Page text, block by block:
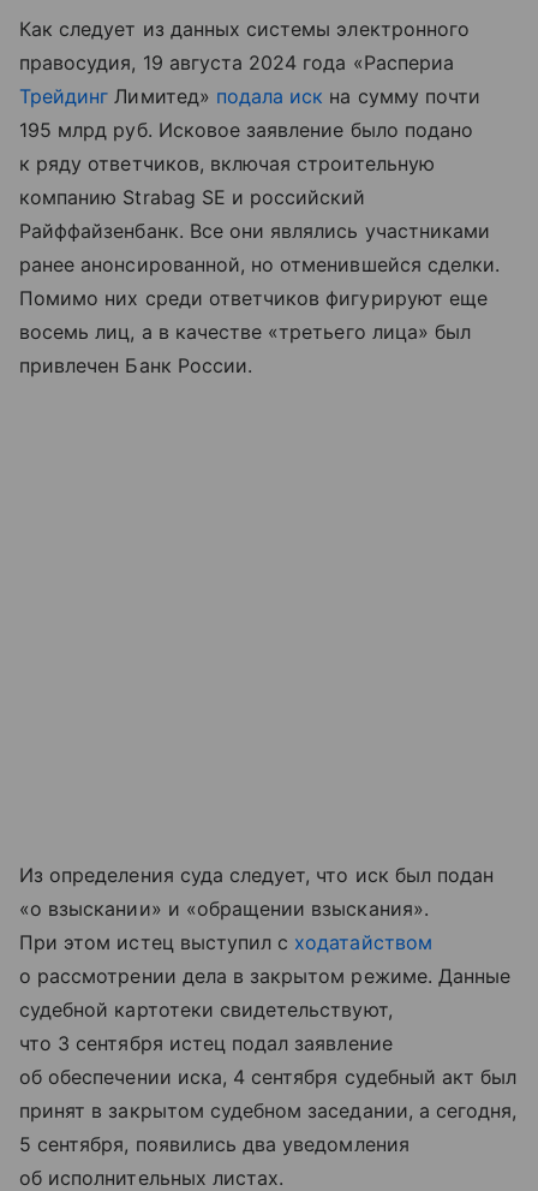
Как следует из данных системы электронного
правосудия, 19 августа 2024 года «Распериа
Трейдинг Лимитед» подала иск на сумму почти
195 млрд руб. Исковое заявление было подано
к ряду ответчиков, включая строительную
компанию Strabag SE и российский
Райффайзенбанк. Все они являлись участниками
ранее анонсированной, но отменившейся сделки.
Помимо них среди ответчиков фигурируют еще
восемь лиц, а в качестве «третьего лица» был
привлечен Банк России.
Из определения суда следует, что иск был подан
«о взыскании» и «обращении взыскания».
При этом истец выступил с ходатайством
о рассмотрении дела в закрытом режиме. Данные
судебной картотеки свидетельствуют,
что 3 сентября истец подал заявление
об обеспечении иска, 4 сентября судебный акт был
принят в закрытом судебном заседании, а сегодня,
5 сентября, появились два уведомления
об исполнительных листах.